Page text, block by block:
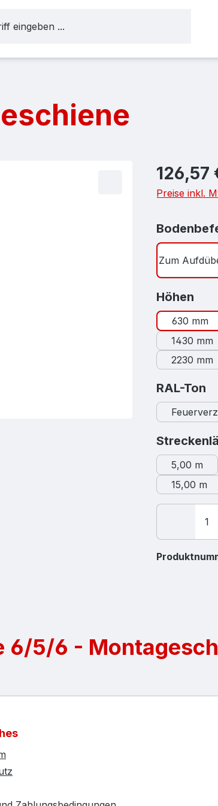
Regulärer
126,57
Preise inkl.
Zum
Höhen
630 mm
1430 mm
2230 mm
RAL-Ton
5,00 m
15,00 m
6/5/6 -